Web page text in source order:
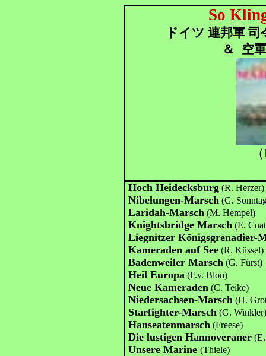
So
ドイツ 連邦軍
＆
空
Hoch Heidecksburg (R. Herzer)
Nibelungen-Marsch (G.
Laridah-Marsch (M. Hempel)
Knightsbridge Marsch (E.
Liegnitzer Königsgrenadier-
Kameraden auf See (R. Küssel)
Badenweiler Marsch (G. Fürst)
Heil Europa (F.v. Blon)
Neue Kameraden (C. Teike)
Niedersachsen-Marsch (H.
Starfighter-Marsch (G.
Hanseatenmarsch (Freese)
Die lustigen Hannoveraner
Unsere Marine(Thiele)